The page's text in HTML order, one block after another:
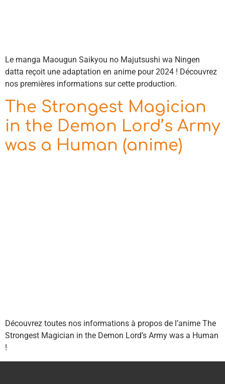
Le manga Maougun Saikyou no Majutsushi wa Ningen
datta reçoit une adaptation en anime pour 2024 ! Découvrez
nos premières informations sur cette production.
The Strongest Magician
in the Demon Lord’s Army
was a Human (anime)
Découvrez toutes nos informations à propos de l’anime The
Strongest Magician in the Demon Lord’s Army was a Human
!